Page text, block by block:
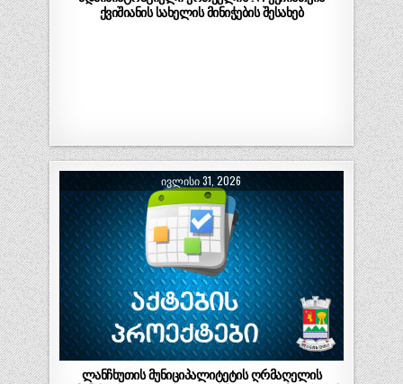
ქვიშიანის სახელის მინიჭების შესახებ
ᲘᲕᲚᲘᲡᲘ 31, 2026
ლანჩხუთის მუნიციპალიტეტის ღრმაღელის